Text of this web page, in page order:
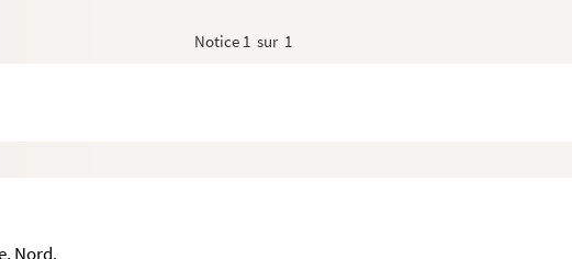
Notice 1 sur 1
Nord.